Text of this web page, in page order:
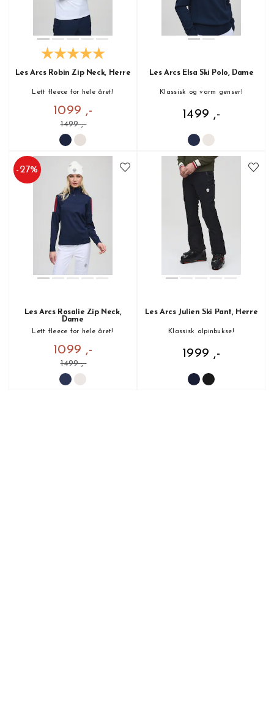
Les Arcs Robin Zip Neck, Herre
Lett fleece for hele året!
1099 ,-
1499 ,-
Les Arcs Elsa Ski Polo, Dame
Klassisk og varm genser!
1499 ,-
-27%
Les Arcs Rosalie Zip Neck,
Dame
Lett fleece for hele året!
1099 ,-
1499 ,-
Les Arcs Julien Ski Pant, Herre
Klassisk alpinbukse!
1999 ,-